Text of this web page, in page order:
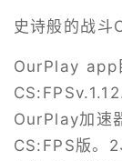
史诗般的战斗
OurPlay app
OurPlay加速
CS:FPS版。